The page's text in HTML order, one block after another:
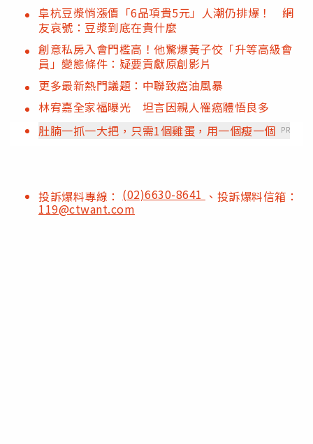
阜杭豆漿悄漲價「6品項貴5元」人潮仍排爆！ 網
友哀號：豆漿到底在貴什麼
創意私房入會門檻高！他驚爆黃子佼「升等高級會
員」變態條件：疑要貢獻原創影片
更多最新熱門議題：中聯致癌油風暴
林宥嘉全家福曝光 坦言因親人罹癌體悟良多
肚腩一抓一大把，只需1個雞蛋，用一個瘦一個 PR
投訴爆料專線： (02)6630-8641 、投訴爆料信箱：
119@ctwant.com